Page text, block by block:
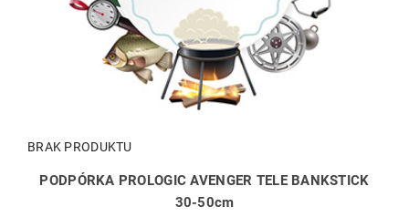
BRAK PRODUKTU
PODPÓRKA PROLOGIC AVENGER TELE BANKSTICK
30-50cm